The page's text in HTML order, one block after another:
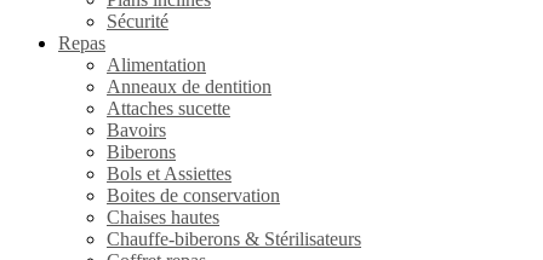
Sécurité
Repas
Alimentation
Anneaux de dentition
Attaches sucette
Bavoirs
Biberons
Bols et Assiettes
Boites de conservation
Chaises hautes
Chauffe-biberons & Stérilisateurs